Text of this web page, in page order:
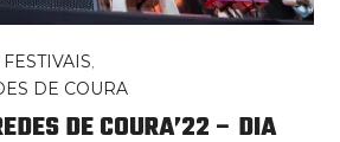
FESTIVAIS
DE COURA
DE COURA’22 – DIA